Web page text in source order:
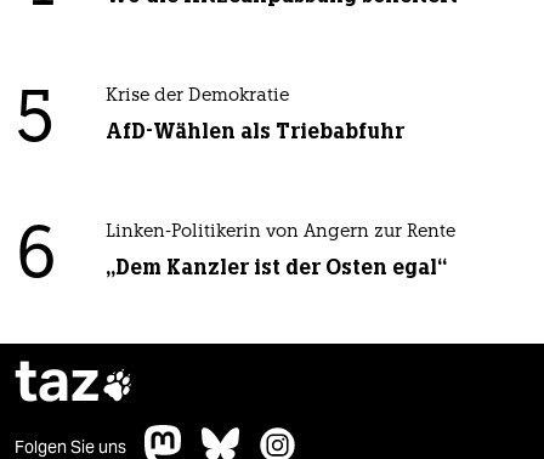
5 Krise der Demokratie
AfD-Wählen als Triebabfuhr
6 Linken-Politikerin von Angern zur Rente
„Dem Kanzler ist der Osten egal“
taz
Folgen Sie uns